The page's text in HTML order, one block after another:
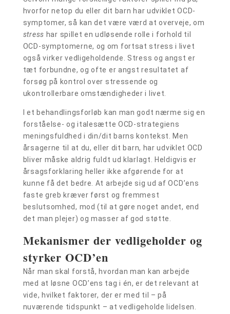
hvorfor netop du eller dit barn har udviklet OCD-
symptomer, så kan det være værd at overveje, om
stress har spillet en udløsende rolle i forhold til
OCD-symptomerne, og om fortsat stress i livet
også virker vedligeholdende. Stress og angst er
tæt forbundne, og ofte er angst resultatet af
forsøg på kontrol over stressende og
ukontrollerbare omstændigheder i livet.
I et behandlingsforløb kan man godt nærme sig en
forståelse- og italesætte OCD-strategiens
meningsfuldhed i din/dit barns kontekst. Men
årsagerne til at du, eller dit barn, har udviklet OCD
bliver måske aldrig fuldt ud klarlagt. Heldigvis er
årsagsforklaring heller ikke afgørende for at
kunne få det bedre. At arbejde sig ud af OCD’ens
faste greb kræver først og fremmest
beslutsomhed, mod (til at gøre noget andet, end
det man plejer) og masser af god støtte.
Mekanismer der vedligeholder og
styrker OCD’en
Når man skal forstå, hvordan man kan arbejde
med at løsne OCD’ens tag i én, er det relevant at
vide, hvilket faktorer, der er med til – på
nuværende tidspunkt – at vedligeholde lidelsen.